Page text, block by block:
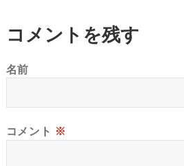
コメントを残す
名前
コメント ※